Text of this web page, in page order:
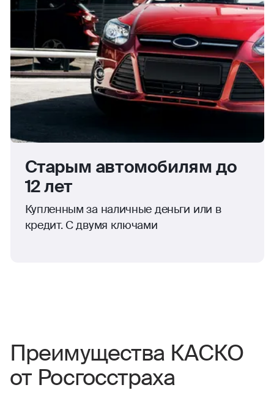
Старым автомобилям до
12 лет
Купленным за наличные деньги или в
кредит. С двумя ключами
Преимущества КАСКО
от Росгосстраха